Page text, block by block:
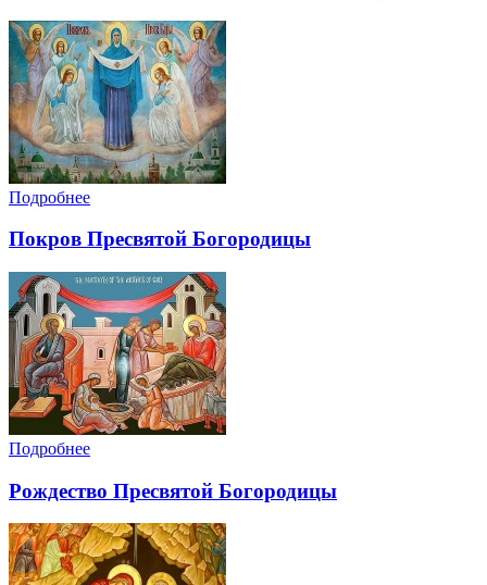
Подробнее
Покров Пресвятой Богородицы
Подробнее
Рождество Пресвятой Богородицы